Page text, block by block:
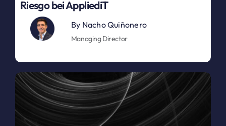
Riesgo bei AppliediT
By Nacho Quiñonero
Managing Director